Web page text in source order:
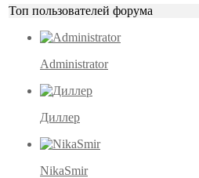
Топ пользователей форума
Administrator
Диллер
NikaSmir